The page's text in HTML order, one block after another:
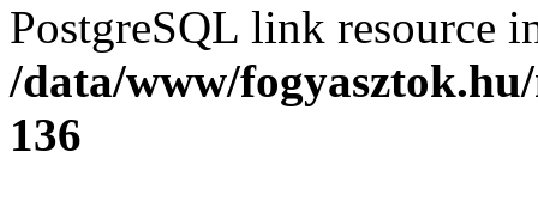
PostgreSQL link resource
/data/www/
136